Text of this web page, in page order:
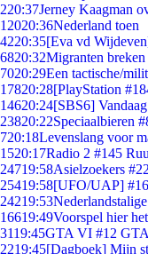
220:37Jerney Kaagman
12020:36Nederland toen
4220:35[Eva vd
6820:32Migranten
7020:29Een tactische/
17820:28[PlayStation
14620:24[SBS6]
23820:22Speciaalbieren
720:18Levenslang voor
1520:17Radio 2 #145
24719:58Asielzoekers
25419:58[UFO/UAP]
24219:53
16619:49Voorspel hier
3119:45GTA VI #12
2219:45[Dagboek] Mijn